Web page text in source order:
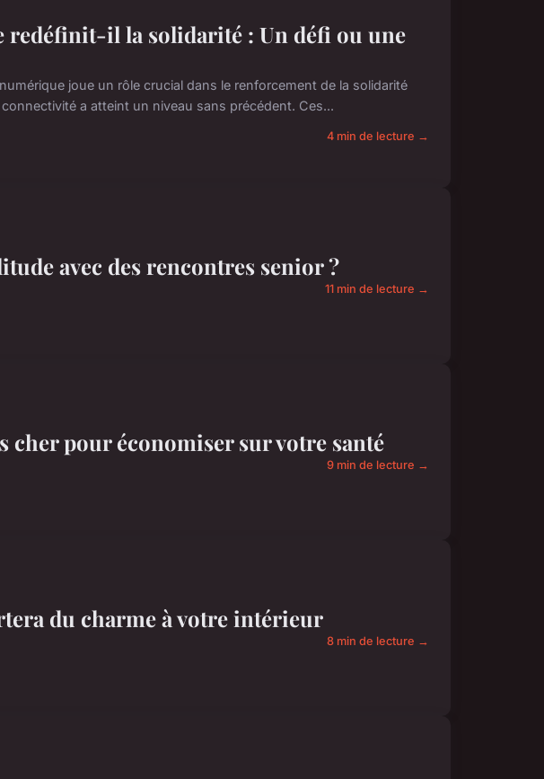
redéfinit-il la solidarité : Un défi ou une
joue un rôle crucial dans le renforcement de la solidarité
a atteint un niveau sans précédent. Ces...
4 min de lecture →
avec des rencontres senior ?
11 min de lecture →
cher pour économiser sur votre santé
9 min de lecture →
du charme à votre intérieur
8 min de lecture →